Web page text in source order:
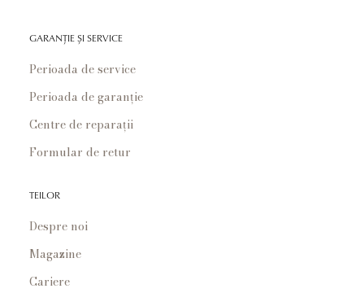
GARANȚIE ȘI SERVICE
Perioada de service
Perioada de garanție
Centre de reparații
Formular de retur
TEILOR
Despre noi
Magazine
Cariere